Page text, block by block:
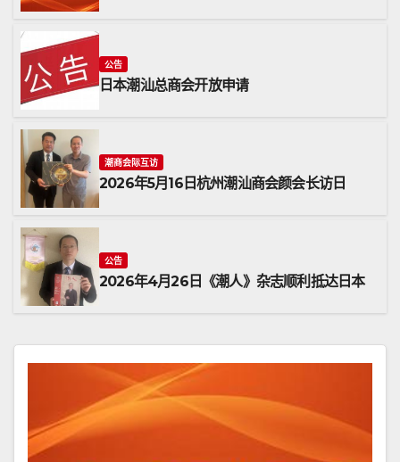
公告
日本潮汕总商会开放申请
潮商会际互访
2026年5月16日杭州潮汕商会颜会长访日
公告
2026年4月26日《潮人》杂志顺利抵达日本